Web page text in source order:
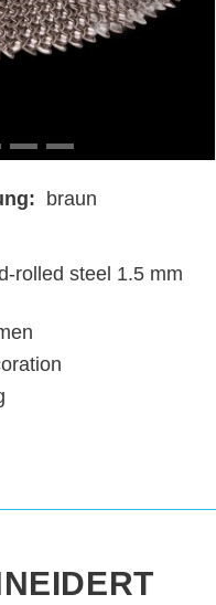
braun
rolled steel 1.5 mm